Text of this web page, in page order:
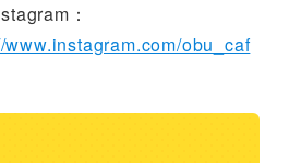
：
www.instagram.com/obu_caf